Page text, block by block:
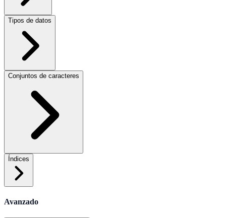
Tipos de datos
Conjuntos de caracteres
Índices
Avanzado